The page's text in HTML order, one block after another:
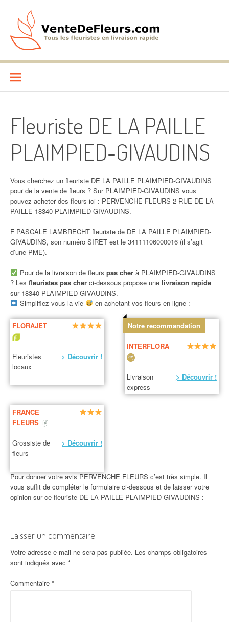
contenu
VenteDeFleurs.com
Fleuriste DE LA PAILLE
PLAIMPIED-GIVAUDINS
Vous cherchez un fleuriste DE LA PAILLE PLAIMPIED-GIVAUDINS
pour de la vente de fleurs ? Sur PLAIMPIED-GIVAUDINS vous
pouvez acheter des fleurs ici : PERVENCHE FLEURS 2 RUE DE LA
PAILLE 18340 PLAIMPIED-GIVAUDINS.
F PASCALE LAMBRECHT fleuriste de DE LA PAILLE PLAIMPIED-
GIVAUDINS, son numéro SIRET est le 34111106000016 (il s’agit
d’une PME).
Pour de la livraison de fleurs pas cherà PLAIMPIED-GIVAUDINS
? Les fleuristes pas cher ci-dessous propose une livraison rapide
sur 18340 PLAIMPIED-GIVAUDINS.
Simplifiez vous la vie
en achetant vos fleurs en ligne :
FLORAJET
Fleuristes
locaux
> Découvrir !
Notre recommandation
INTERFLORA
Livraison
express
> Découvrir !
FRANCE
FLEURS
Grossiste de
fleurs
> Découvrir !
Pour donner votre avis PERVENCHE FLEURS c’est très simple. Il
vous suffit de compléter le formulaire ci-dessous et de laisser votre
opinion sur ce fleuriste DE LA PAILLE PLAIMPIED-GIVAUDINS :
Laisser un commentaire
Votre adresse e-mail ne sera pas publiée. Les champs obligatoires
sont indiqués avec *
Commentaire *